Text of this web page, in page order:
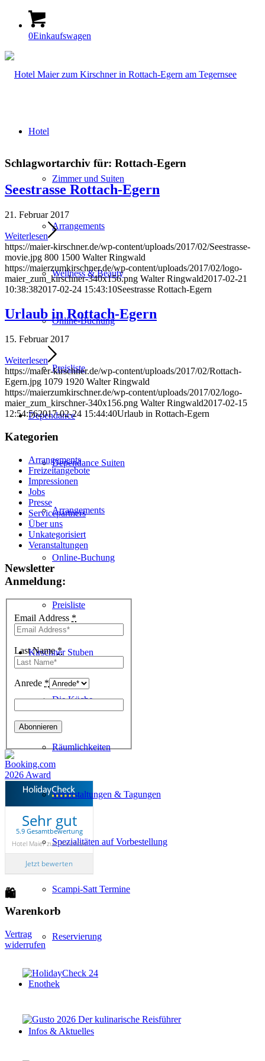
0Einkaufswagen
Hotel
Zimmer und Suiten
Arrangements
Wellness & Beauty
Online-Buchung
Preisliste
Dependance
Dependance Suiten
Arrangements
Online-Buchung
Preisliste
Kirschner Stuben
Die Küche
Räumlichkeiten
Veranstaltungen & Tagungen
Spezialitäten auf Vorbestellung
Scampi-Satt Termine
Reservierung
Enothek
Infos & Aktuelles
Schlagwortarchiv für: Rottach-Egern
Seestrasse Rottach-Egern
21. Februar 2017
Weiterlesen
https://maier-kirschner.de/wp-content/uploads/2017/02/Seestrasse-
movie.jpg 800 1500 Walter Ringwald
https://maierzumkirschner.de/wp-content/uploads/2017/02/logo-
maier_zum_kirschner-340x156.png Walter Ringwald2017-02-21
10:38:382017-02-24 15:43:10Seestrasse Rottach-Egern
Urlaub in Rottach-Egern
15. Februar 2017
Weiterlesen
https://maier-kirschner.de/wp-content/uploads/2017/02/Rottach-
Egern.jpg 1079 1920 Walter Ringwald
https://maierzumkirschner.de/wp-content/uploads/2017/02/logo-
maier_zum_kirschner-340x156.png Walter Ringwald2017-02-15
12:54:562017-02-24 15:44:40Urlaub in Rottach-Egern
Kategorien
Arrangements
Freizeitangebote
Impressionen
Jobs
Presse
Servicepartners
Über uns
Unkategorisiert
Veranstaltungen
Newsletter
Anmeldung:
Email Address *
Last Name*
Anrede *
Sehr gut
5.9 Gesamtbewertung
Hotel Maier zum Kirschner
Jetzt bewerten
🛍
Warenkorb
Vertrag
widerrufen